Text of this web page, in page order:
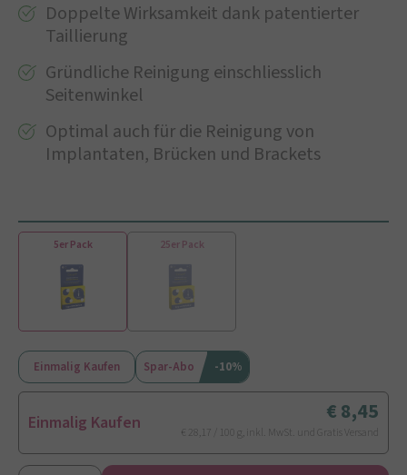
Doppelte Wirksamkeit dank patentierter
Taillierung
Gründliche Reinigung einschliesslich
Seitenwinkel
Optimal auch für die Reinigung von
Implantaten, Brücken und Brackets
5er Pack 25er Pack
Einmalig Kaufen Spar-Abo -10%
Einmalig Kaufen 8,45
€ 28,17 / 100 g, inkl. MwSt. und Gratis Versand